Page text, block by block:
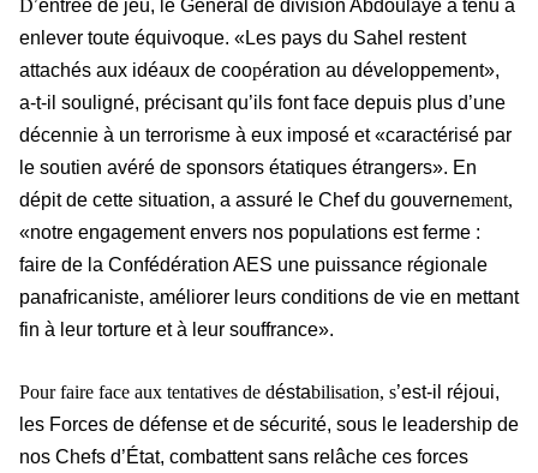
D’entrée de jeu, le Général de division Abdoulaye a tenu à
enlever toute équivoque. «Les pays du Sahel restent
attachés aux idéaux de coopération au développement»,
a-t-il souligné, précisant qu’ils font face depuis plus d’une
décennie à un terrorisme à eux imposé et «caractérisé par
le soutien avéré de sponsors étatiques étrangers». En
dépit de cette situation, a assuré le Chef du gouvernement,
«notre engagement envers nos populations est ferme :
faire de la Confédération AES une puissance régionale
panafricaniste, améliorer leurs conditions de vie en mettant
fin à leur torture et à leur souffrance».
Pour faire face aux tentatives de déstabilisation, s’est-il réjoui,
les Forces de défense et de sécurité, sous le leadership de
nos Chefs d’État, combattent sans relâche ces forces